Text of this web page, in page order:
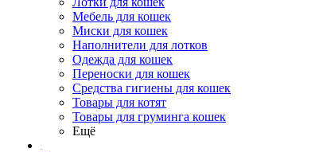
Мебель для кошек
Миски для кошек
Наполнители для лотков
Одежда для кошек
Переноски для кошек
Средства гигиены для кошек
Товары для котят
Товары для груминга кошек
Ещё